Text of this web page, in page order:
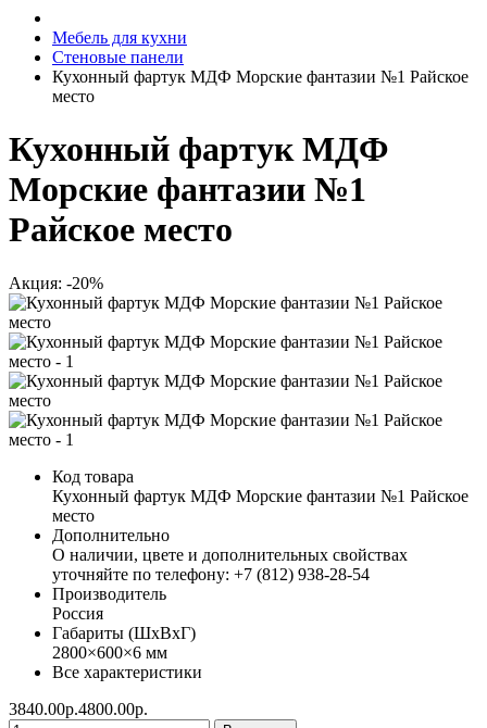
Мебель для кухни
Стеновые панели
Кухонный фартук МДФ Морские фантазии №1 Райское
место
Кухонный фартук МДФ
Морские фантазии №1
Райское место
Акция: -20%
Код товара
Кухонный фартук МДФ Морские фантазии №1 Райское
место
Дополнительно
О наличии, цвете и дополнительных свойствах
уточняйте по телефону: +7 (812) 938-28-54
Производитель
Россия
Габариты (ШхВхГ)
2800×600×6 мм
Все характеристики
3840.00р.4800.00р.